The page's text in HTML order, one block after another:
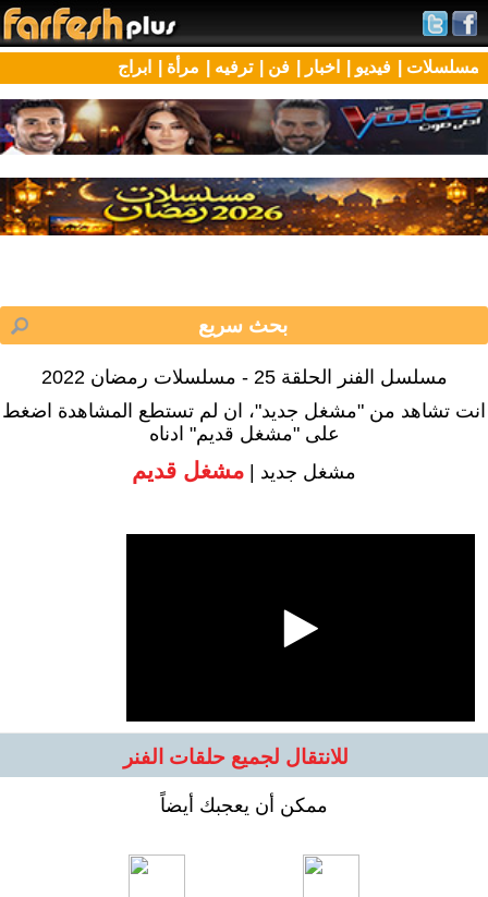
مسلسلات | فيديو | اخبار | فن | ترفيه | مرأة | ابراج
مسلسل الفنر الحلقة 25 - مسلسلات رمضان 2022
انت تشاهد من "مشغل جديد"، ان لم تستطع المشاهدة اضغط
على "مشغل قديم" ادناه
مشغل جديد | مشغل قديم
للانتقال لجميع حلقات الفنر
ممكن أن يعجبك أيضاً